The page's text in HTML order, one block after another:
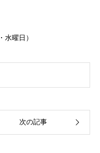
水曜日）
次の記事